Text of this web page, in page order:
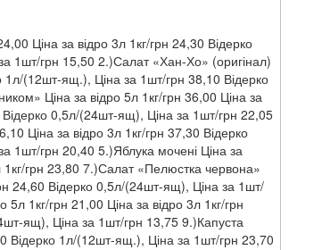
Ціна за відро 3л 1кг/грн 24,30 Відерко
1шт/грн 15,50 2.)Салат «Хан-Хо» (оригінал)
1л/(12шт-ящ.), Ціна за 1шт/грн 38,10 Відерко
Ціна за відро 5л 1кг/грн 36,00 Ціна за
0,5л/(24шт-ящ), Ціна за 1шт/грн 22,05
Ціна за відро 3л 1кг/грн 37,30 Відерко
1шт/грн 20,40 5.)Яблука мочені Ціна за
1кг/грн 23,80 7.)Салат «Пелюстка червона»
24,60 Відерко 0,5л/(24шт-ящ), Ціна за 1шт/
1кг/грн 21,00 Ціна за відро 3л 1кг/грн
ящ), Ціна за 1шт/грн 13,75 9.)Капуста
Відерко 1л/(12шт-ящ.), Ціна за 1шт/грн 23,70